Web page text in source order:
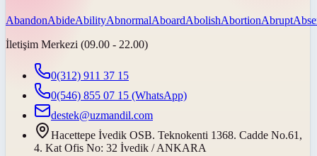
AbandonAbideAbilityAbnormalAboardAbolishAbortionAbrupt
İletişim Merkezi (09.00 - 22.00)
0(312) 911 37 15
0(546) 855 07 15 (WhatsApp)
destek@uzmandil.com
Hacettepe İvedik OSB. Teknokenti 1368. Cadde No.61,
4. Kat Ofis No: 32 İvedik / ANKARA